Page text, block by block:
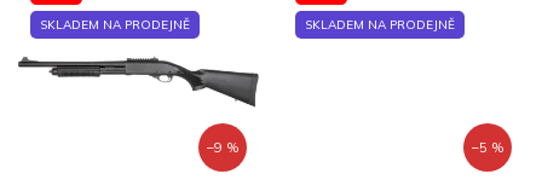
SKLADEM NA PRODEJNĚ
–9 %
SKLADEM NA PRODEJNĚ
–5 %